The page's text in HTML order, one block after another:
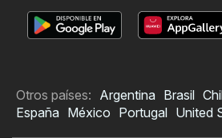
Otros países: Argentina Brasil
España México Portugal United